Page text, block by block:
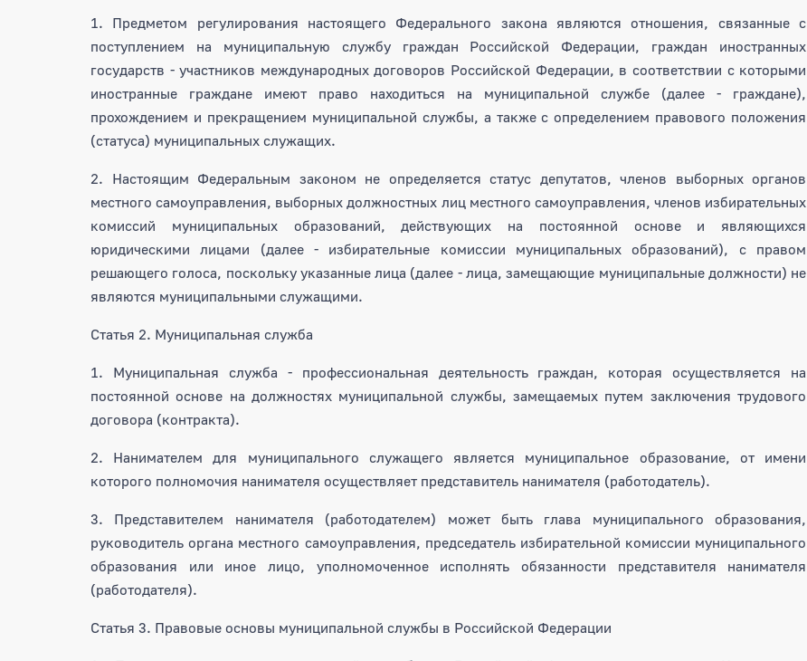
1. Предметом регулирования настоящего Федерального закона являются отношения, связанные с
поступлением на муниципальную службу граждан Российской Федерации, граждан иностранных
государств - участников международных договоров Российской Федерации, в соответствии с которыми
иностранные граждане имеют право находиться на муниципальной службе (далее - граждане),
прохождением и прекращением муниципальной службы, а также с определением правового положения
(статуса) муниципальных служащих.
2. Настоящим Федеральным законом не определяется статус депутатов, членов выборных органов
местного самоуправления, выборных должностных лиц местного самоуправления, членов избирательных
комиссий муниципальных образований, действующих на постоянной основе и являющихся
юридическими лицами (далее - избирательные комиссии муниципальных образований), с правом
решающего голоса, поскольку указанные лица (далее - лица, замещающие муниципальные должности) не
являются муниципальными служащими.
Статья 2. Муниципальная служба
1. Муниципальная служба - профессиональная деятельность граждан, которая осуществляется на
постоянной основе на должностях муниципальной службы, замещаемых путем заключения трудового
договора (контракта).
2. Нанимателем для муниципального служащего является муниципальное образование, от имени
которого полномочия нанимателя осуществляет представитель нанимателя (работодатель).
3. Представителем нанимателя (работодателем) может быть глава муниципального образования,
руководитель органа местного самоуправления, председатель избирательной комиссии муниципального
образования или иное лицо, уполномоченное исполнять обязанности представителя нанимателя
(работодателя).
Статья 3. Правовые основы муниципальной службы в Российской Федерации